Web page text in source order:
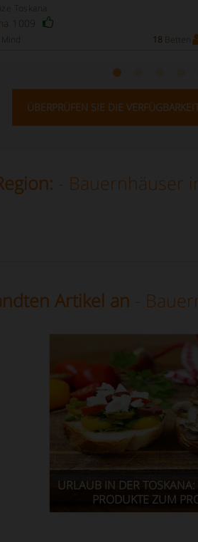
Toskana
1009
Mind 18 Betten
ÜBERPRÜFEN SIE DIE
- Bauernhäuser
Artikel an -
URLAUB IN DER TOSKANA:
PRODUKTE ZUM